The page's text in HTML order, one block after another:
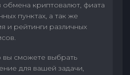
обмена криптовалют, фиата
пунктах, а так же
и рейтинги различных
сможете выбрать
для вашей задачи,